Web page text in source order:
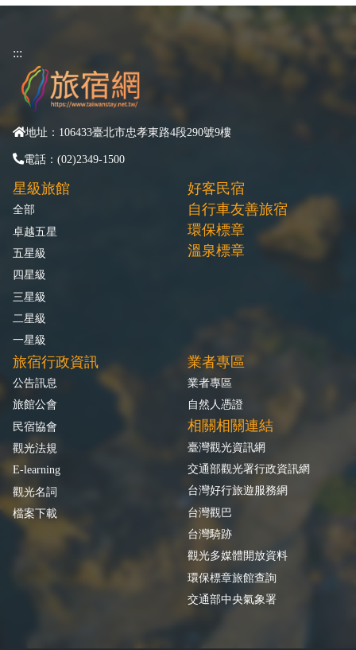
:::
地址：106433臺北市忠孝東路4段290號9樓
電話：(02)2349-1500
星級旅館
全部
卓越五星
五星級
四星級
三星級
二星級
一星級
好客民宿
自行車友善旅宿
環保標章
溫泉標章
旅宿行政資訊
公告訊息
旅館公會
民宿協會
觀光法規
E-learning
觀光名詞
檔案下載
業者專區
業者專區
自然人憑證
相關相關連結
臺灣觀光資訊網
交通部觀光署行政資訊網
台灣好行旅遊服務網
台灣觀巴
台灣騎跡
觀光多媒體開放資料
環保標章旅館查詢
交通部中央氣象署